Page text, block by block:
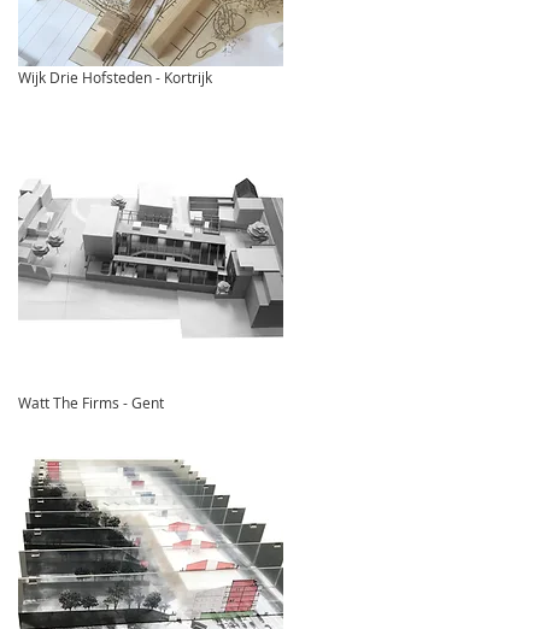
Wijk Drie Hofsteden - Kortrijk
Watt The Firms - Gent